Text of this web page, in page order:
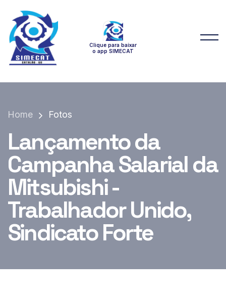
Clique para baixar
o app SIMECAT
Home Fotos
Lançamento da
Campanha Salarial da
Mitsubishi -
Trabalhador Unido,
Sindicato Forte